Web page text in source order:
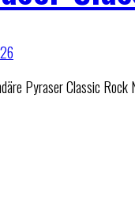
Pyraser Classic Rock